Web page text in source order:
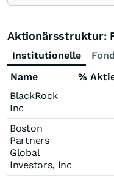
Aktionärsstruktur:
Institutionelle
Name
%
BlackRock
Inc
Boston
Partners
Global
Investors, Inc